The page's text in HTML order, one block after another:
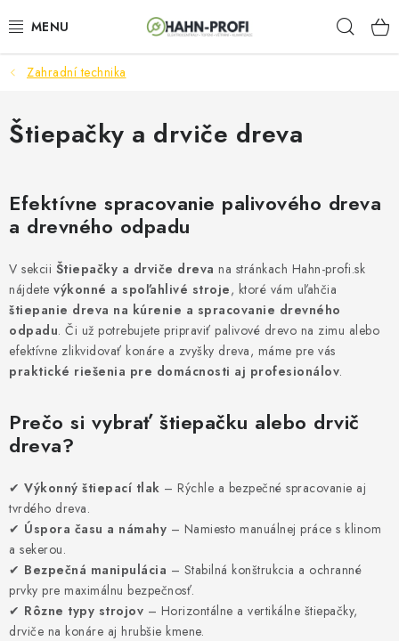
na
ELEKTROCENTRÁLY
ZAHRADNÍ TECHNIKA
AKUMULÁTOROVÉ NÁRADIE
ODVLHČOVAČE A VENTILÁTORY
OHRIEVAČE
KLIMATIZÁCIA
OUTLET
ELEKTRICKÉ KRBY
VRÁTENIE TOVARU A REKLAMÁCIE
BLOG
REFERENCIE
Zahradní technika
Štiepačky a drviče dreva
Efektívne spracovanie palivového dreva
a drevného odpadu
V sekcii Štiepačky a drviče dreva na stránkach Hahn-profi.sk
nájdete výkonné a spoľahlivé stroje, ktoré vám uľahčia
štiepanie dreva na kúrenie a spracovanie drevného
odpadu. Či už potrebujete pripraviť palivové drevo na zimu alebo
efektívne zlikvidovať konáre a zvyšky dreva, máme pre vás
praktické riešenia pre domácnosti aj profesionálov.
Prečo si vybrať štiepačku alebo drvič
dreva?
✔ Výkonný štiepací tlak – Rýchle a bezpečné spracovanie aj
tvrdého dreva.
✔ Úspora času a námahy – Namiesto manuálnej práce s klinom
a sekerou.
✔ Bezpečná manipulácia – Stabilná konštrukcia a ochranné
prvky pre maximálnu bezpečnosť.
✔ Rôzne typy strojov – Horizontálne a vertikálne štiepačky,
drviče na konáre aj hrubšie kmene.